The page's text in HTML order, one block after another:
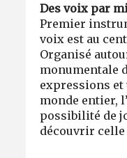
Des voix par
Premier
voix est au
Organisé
monumentale
expressions et
monde entier,
possibilité de
découvrir celle